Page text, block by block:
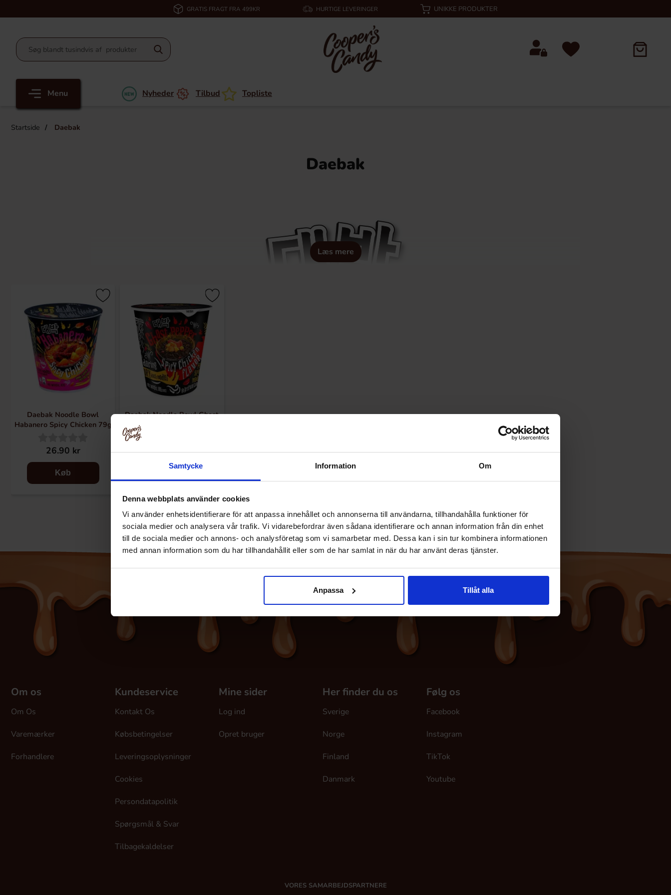
Samtycke Information Om
Denna webbplats använder cookies
Vi använder enhetsidentifierare för att anpassa innehållet och annonserna till användarna, tillhandahålla funktioner för
sociala medier och analysera vår trafik. Vi vidarebefordrar även sådana identifierare och annan information från din enhet
till de sociala medier och annons- och analysföretag som vi samarbetar med. Dessa kan i sin tur kombinera informationen
med annan information som du har tillhandahållit eller som de har samlat in när du har använt deras tjänster.
Anpassa Tillåt alla
GRATIS FRAGT FRA 499KR HURTIGE LEVERINGER UNIKKE PRODUKTER
Menu Nyheder Tilbud Topliste
Startside Daebak
Daebak
Læs mere
HTML-koden innehÃ¥ller ingen text som behÃ¶ver Ã¶versÃ¤ttas frÃ¥n svenska till danska.
Daebak Noodle Bowl
Habanero Spicy Chicken 79g
26.90 kr
Køb
Daebak Noodle Bowl Ghost
Pepper Spicy Chicken 79g
28.90 kr
Om os
Om Os
Varemærker
Forhandlere
Kundeservice
Kontakt Os
Købsbetingelser
Leveringsoplysninger
Cookies
Persondatapolitik
Spørgsmål & Svar
Tilbagekaldelser
Mine sider
Log ind
Opret bruger
Her finder du os
Sverige
Norge
Finland
Danmark
Følg os
Facebook
Instagram
TikTok
Youtube
VORES SAMARBEJDSPARTNERE